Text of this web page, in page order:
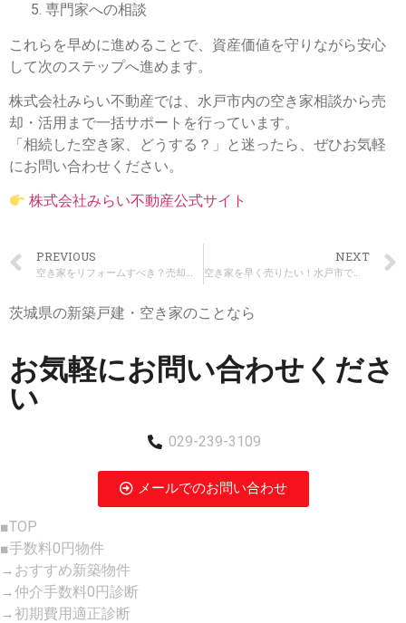
専門家への相談
これらを早めに進めることで、資産価値を守りながら安心
して次のステップへ進めます。
株式会社みらい不動産では、水戸市内の空き家相談から売
却・活用まで一括サポートを行っています。
「相続した空き家、どうする？」と迷ったら、ぜひお気軽
にお問い合わせください。
株式会社みらい不動産公式サイト
PREVIOUS NEXT
空き家を早く売りたい！水戸市で失敗しない不動産会社の選び方
茨城県の新築戸建・空き家のことなら
お気軽にお問い合わせくださ
い
029-239-3109
メールでのお問い合わせ
■TOP
■手数料0円物件
→おすすめ新築物件
→仲介手数料0円診断
→初期費用適正診断